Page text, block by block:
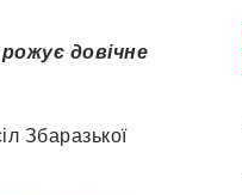
довічне
Збаразької